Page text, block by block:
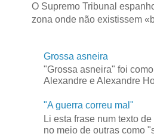
O Supremo Tribunal
zona onde não existissem
Grossa asneira
"Grossa asneira" foi
Alexandre e Alexandre
"A guerra correu mal"
Li esta frase num texto
no meio de outras como